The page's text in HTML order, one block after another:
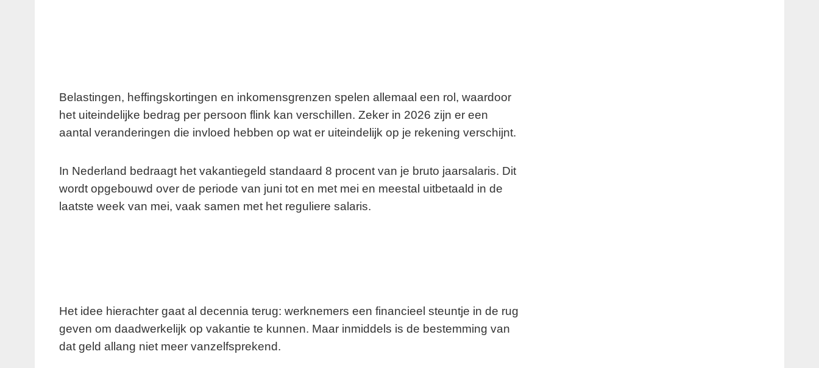
Belastingen, heffingskortingen en inkomensgrenzen spelen allemaal een rol, waardoor
het uiteindelijke bedrag per persoon flink kan verschillen. Zeker in 2026 zijn er een
aantal veranderingen die invloed hebben op wat er uiteindelijk op je rekening verschijnt.
In Nederland bedraagt het vakantiegeld standaard 8 procent van je bruto jaarsalaris. Dit
wordt opgebouwd over de periode van juni tot en met mei en meestal uitbetaald in de
laatste week van mei, vaak samen met het reguliere salaris.
Het idee hierachter gaat al decennia terug: werknemers een financieel steuntje in de rug
geven om daadwerkelijk op vakantie te kunnen. Maar inmiddels is de bestemming van
dat geld allang niet meer vanzelfsprekend.